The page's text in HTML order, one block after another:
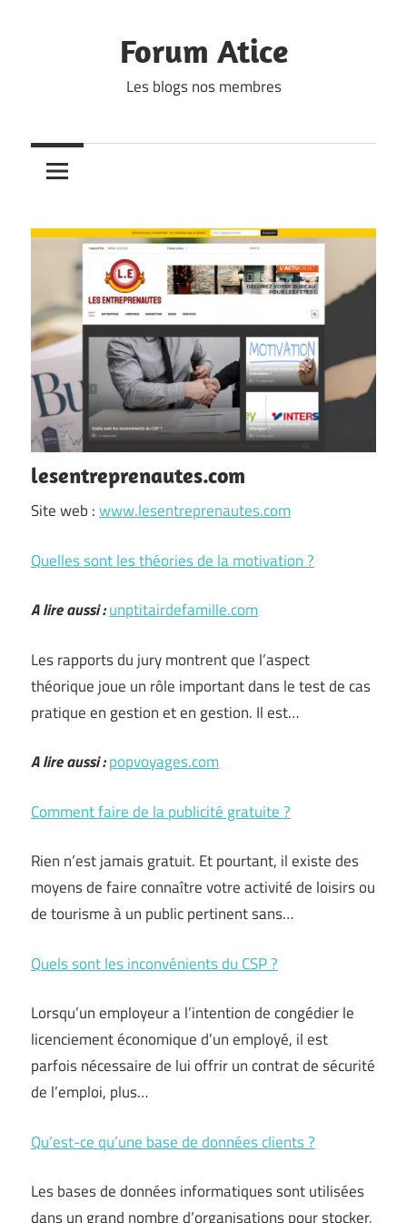
Forum Atice
Les blogs nos membres
lesentreprenautes.com
Site web :www.lesentreprenautes.com
Quelles sont les théories de la motivation ?
A lire aussi :unptitairdefamille.com
Les rapports du jury montrent que l’aspect
théorique joue un rôle important dans le test de cas
pratique en gestion et en gestion. Il est…
A lire aussi :popvoyages.com
Comment faire de la publicité gratuite ?
Rien n’est jamais gratuit. Et pourtant, il existe des
moyens de faire connaître votre activité de loisirs ou
de tourisme à un public pertinent sans…
Quels sont les inconvénients du CSP ?
Lorsqu’un employeur a l’intention de congédier le
licenciement économique d’un employé, il est
parfois nécessaire de lui offrir un contrat de sécurité
de l’emploi, plus…
Qu’est-ce qu’une base de données clients ?
Les bases de données informatiques sont utilisées
dans un grand nombre d’organisations pour stocker,